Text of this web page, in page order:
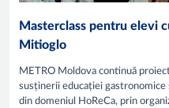
Masterclass pentru elevi
Mitioglo
METRO Moldova continuă
susținerii educației
din domeniul HoReCa, prin